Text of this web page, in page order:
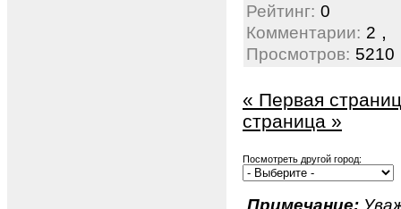
Рейтинг: 0
Комментарии: 2 ,
Просмотров: 5210
« Первая
страница »
Посмотреть другой город:
Примечание: